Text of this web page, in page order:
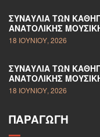
ΣΥΝΑΥΛΊΑ ΤΩΝ
ΑΝΑΤΟΛΙΚΉΣ
18 ΙΟΥΝΊΟΥ, 2026
ΣΥΝΑΥΛΊΑ ΤΩΝ
ΑΝΑΤΟΛΙΚΉΣ
18 ΙΟΥΝΊΟΥ, 2026
ΠΑΡΑΓΩΓΉ